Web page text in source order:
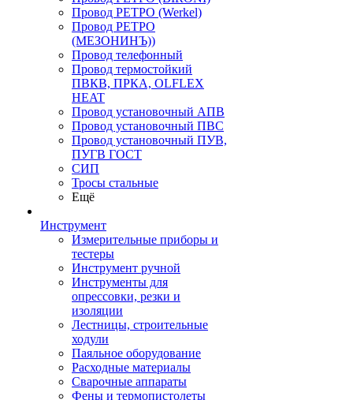
Провод РЕТРО (Werkel)
Провод РЕТРО
(МЕЗОНИНЪ))
Провод телефонный
Провод термостойкий
ПВКВ, ПРКА, OLFLEX
HEAT
Провод установочный АПВ
Провод установочный ПВС
Провод установочный ПУВ,
ПУГВ ГОСТ
СИП
Тросы стальные
Ещё
Инструмент
Измерительные приборы и
тестеры
Инструмент ручной
Инструменты для
опрессовки, резки и
изоляции
Лестницы, строительные
ходули
Паяльное оборудование
Расходные материалы
Сварочные аппараты
Фены и термопистолеты